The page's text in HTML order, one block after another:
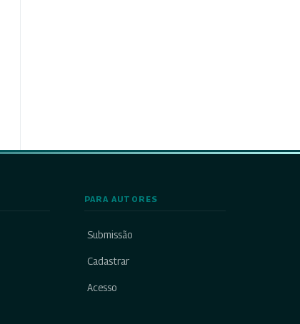
PARA AUTORES
Submissão
Cadastrar
Acesso